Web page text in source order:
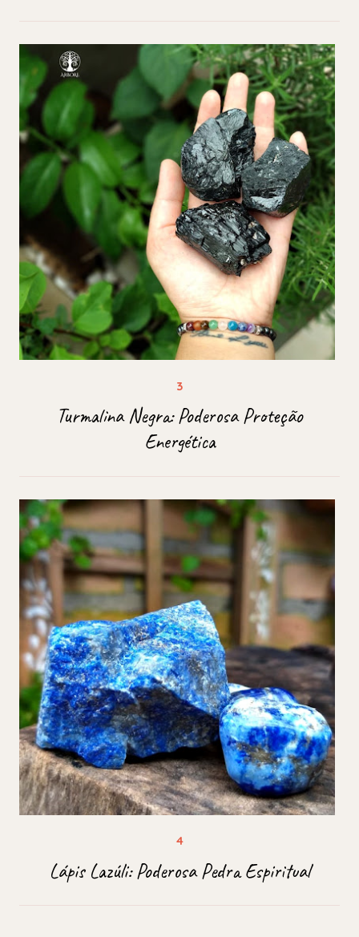
Turmalina Negra: Poderosa Proteção
Energética
Lápis Lazúli: Poderosa Pedra Espiritual